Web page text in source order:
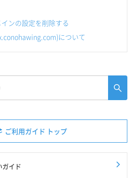
ご利用ガイド トップ
ガイド
ンの設定を削除する
について